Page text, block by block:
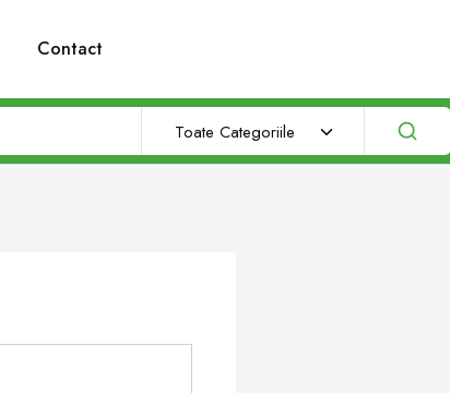
Contact
Toate Categoriile